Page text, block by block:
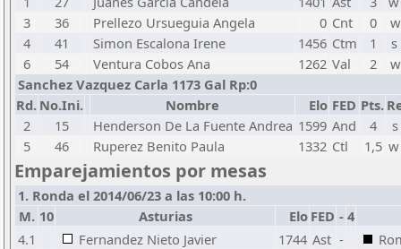
3
36 Prellezo Ursueguia Angela 0 Cnt 0
4
41 Simon Escalona Irene 1456 Ctm 1
6
54 Ventura Cobos Ana 1262 Val 2
Sanchez Vazquez Carla 1173 Gal Rp:0
Rd. No.Ini. Nombre Elo FED Pts.
2
15 Henderson De La Fuente Andrea 1599 And 4
5
46 Ruperez Benito Paula 1332 Ctl 1,5
Emparejamientos por mesas
1. Ronda el 2014/06/23 a las 10:00 h.
M. 10 Asturias Elo FED - 4
4.1
Fernandez Nieto Javier 1744 Ast -